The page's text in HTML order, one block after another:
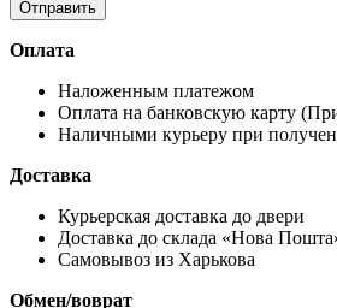
Оплата
Наложенным платежом
Оплата на банковскую карту
Наличными курьеру при
Доставка
Курьерская доставка до двери
Доставка до склада «Нова
Самовывоз из Харькова
Обмен/воврат